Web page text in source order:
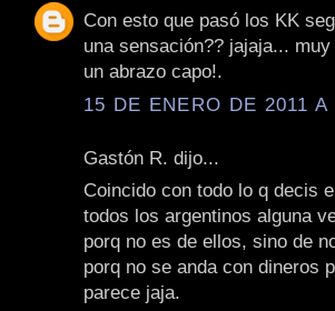
Con esto que pasó los KK
una sensación?? jajaja...
un abrazo capo!.
15 DE ENERO DE 2011 A
Gastón R. dijo...
Coincido con todo lo q decis
todos los argentinos alguna
porq no es de ellos, sino de
porq no se anda con dineros
parece jaja.